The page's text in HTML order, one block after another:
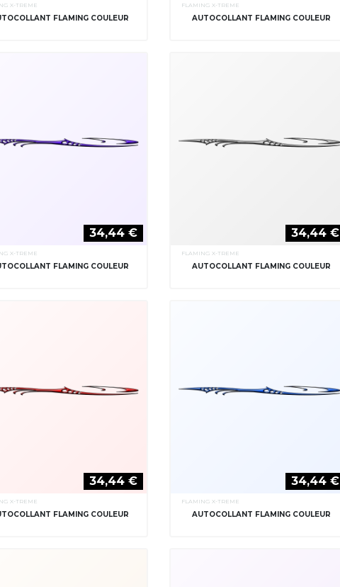
X-TREME
FLAMING COULEUR
FLAMING X-TREME
AUTOCOLLANT FLAMING COULEUR
34,44 €
X-TREME
FLAMING COULEUR
34,44 €
FLAMING X-TREME
AUTOCOLLANT FLAMING COULEUR
34,44 €
X-TREME
FLAMING COULEUR
34,44 €
FLAMING X-TREME
AUTOCOLLANT FLAMING COULEUR